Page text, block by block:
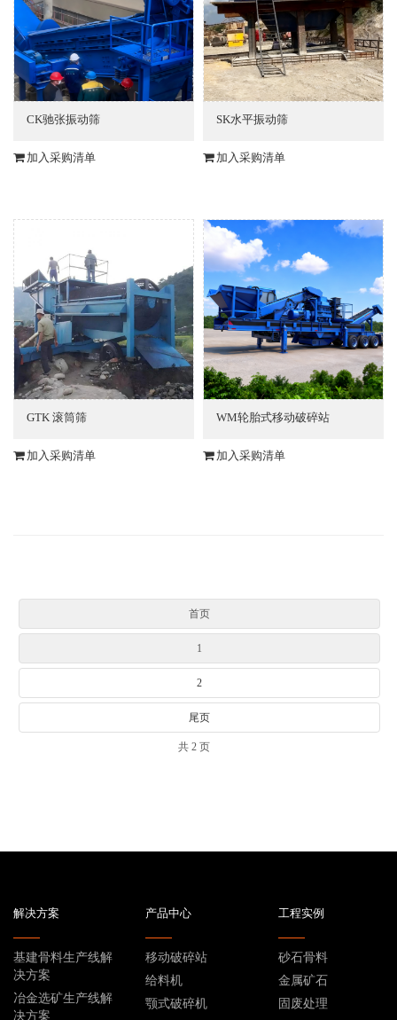
CK驰张振动筛
加入采购清单
SK水平振动筛
加入采购清单
GTK 滚筒筛
加入采购清单
WM轮胎式移动破碎站
加入采购清单
首页
1
2
尾页
共 2 页
解决方案
基建骨料生产线解
决方案
冶金选矿生产线解
决方案
产品中心
移动破碎站
给料机
颚式破碎机
工程实例
砂石骨料
金属矿石
固废处理